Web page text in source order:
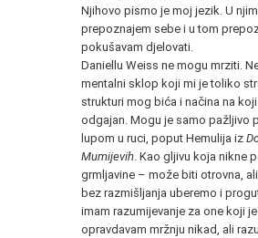
Njihovo pismo je moj jezik. U
prepoznajem sebe i u tom
pokušavam djelovati.
Daniellu Weiss ne mogu mrziti.
mentalni sklop koji mi je toliko
strukturi mog bića i načina na
odgajan. Mogu je samo pažljivo
lupom u ruci, poput Hemulija iz
Mumijevih . Kao gljivu koja nikne
grmljavine – može biti otrovna,
bez razmišljanja uberemo i
imam razumijevanje za one koji
opravdavam mržnju nikad, ali